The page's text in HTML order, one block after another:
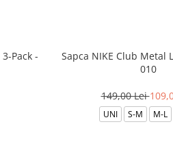
Pack -
Sapca NIKE Club Metal
010
149,00 Lei
UNI S-M M-L